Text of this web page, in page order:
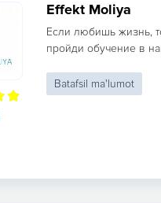
Effekt Moliya
Если любишь жизнь,
пройди обучение в
Batafsil ma'lumot